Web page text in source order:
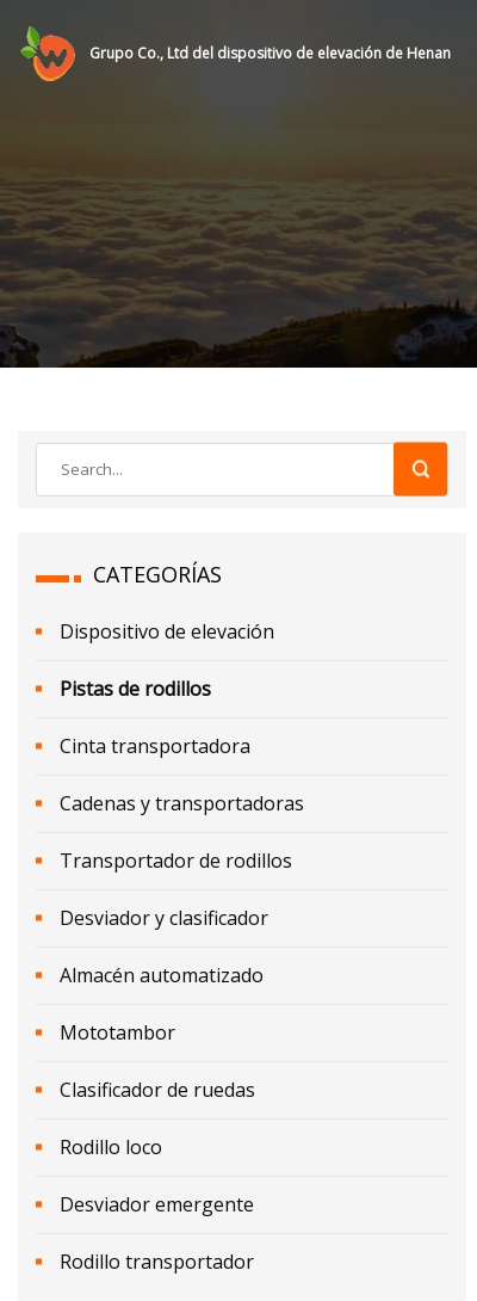
Grupo Co., Ltd del dispositivo de elevación de Henan
CATEGORÍAS
Dispositivo de elevación
Pistas de rodillos
Cinta transportadora
Cadenas y transportadoras
Transportador de rodillos
Desviador y clasificador
Almacén automatizado
Mototambor
Clasificador de ruedas
Rodillo loco
Desviador emergente
Rodillo transportador